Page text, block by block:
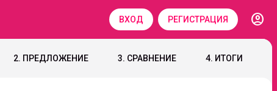
ВХОД РЕГИСТРАЦИЯ
account_circle
2. ПРЕДЛОЖЕНИЕ 3. СРАВНЕНИЕ 4. ИТОГИ